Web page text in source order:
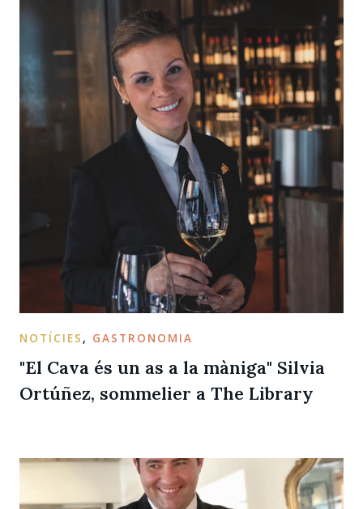
NOTÍCIES , GASTRONOMIA
"El Cava és un as a la màniga" Silvia
Ortúñez, sommelier a The Library